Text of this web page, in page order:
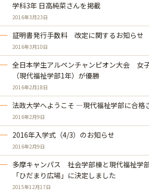
学科3年 日高純菜さんを掲載
2016年3月23日
証明書発行手数料 改定に関するお知らせ
2016年3月10日
全日本学生アルペンチャンピオン大会 女
（現代福祉学部1年）が優勝
2016年2月18日
法政大学へようこそ ―現代福祉学部に合
2016年2月9日
2016年入学式（4/3）のお知らせ
2016年2月9日
多摩キャンパス 社会学部棟と現代福祉学
「ひだまり広場」に決定しました
2015年12月17日